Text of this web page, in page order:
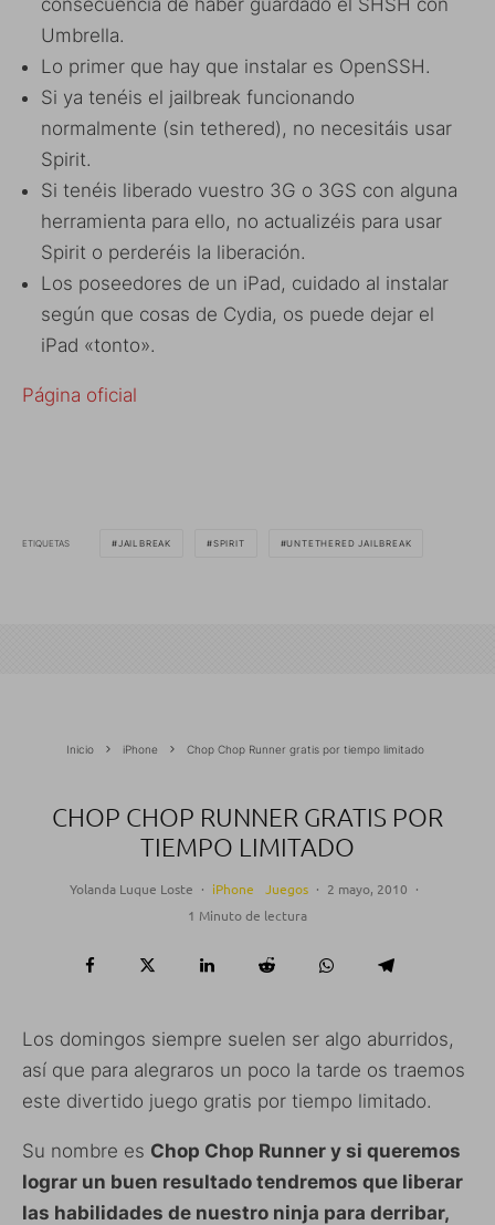
consecuencia de haber guardado el SHSH con
Umbrella.
Lo primer que hay que instalar es OpenSSH.
Si ya tenéis el jailbreak funcionando
normalmente (sin tethered), no necesitáis usar
Spirit.
Si tenéis liberado vuestro 3G o 3GS con alguna
herramienta para ello, no actualizéis para usar
Spirit o perderéis la liberación.
Los poseedores de un iPad, cuidado al instalar
según que cosas de Cydia, os puede dejar el
iPad «tonto».
Página oficial
ETIQUETAS JAILBREAK SPIRIT UNTETHERED JAILBREAK
Inicio iPhone Chop Chop Runner gratis por tiempo limitado
CHOP CHOP RUNNER GRATIS POR
TIEMPO LIMITADO
Yolanda Luque Loste · iPhone Juegos · 2 mayo, 2010 ·
1 Minuto de lectura
Los domingos siempre suelen ser algo aburridos,
así que para alegraros un poco la tarde os traemos
este divertido juego gratis por tiempo limitado.
Su nombre es Chop Chop Runner y si queremos
lograr un buen resultado tendremos que liberar
las habilidades de nuestro ninja para derribar,